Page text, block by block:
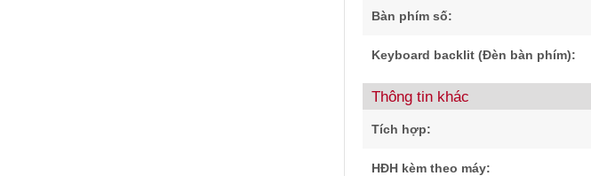
Bàn phím số:
Keyboard backlit (Đèn bàn phím):
Thông tin khác
Tích hợp:
HĐH kèm theo máy: